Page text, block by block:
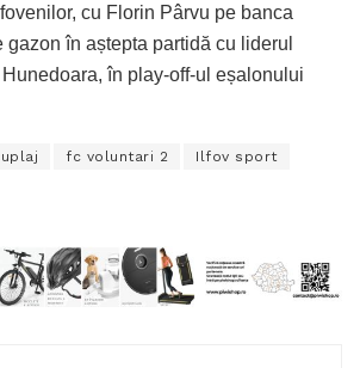
cu Florin Pârvu pe banca
gazon în aștepta partidă cu liderul
în play-off-ul eșalonului
fc voluntari 2 Ilfov sport